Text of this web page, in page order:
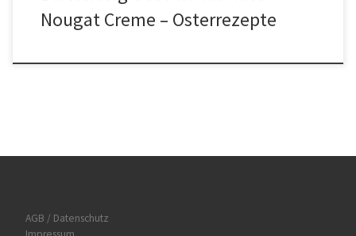
Nougat Creme – Osterrezepte
AGB / Datenschutz